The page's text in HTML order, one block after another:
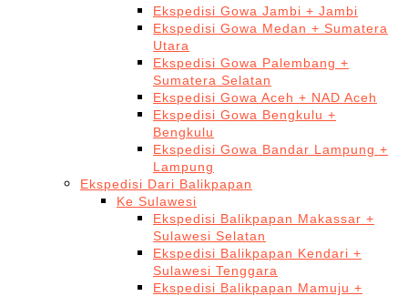
Ekspedisi Gowa Jambi + Jambi
Ekspedisi Gowa Medan + Sumatera
Utara
Ekspedisi Gowa Palembang +
Sumatera Selatan
Ekspedisi Gowa Aceh + NAD Aceh
Ekspedisi Gowa Bengkulu +
Bengkulu
Ekspedisi Gowa Bandar Lampung +
Lampung
Ekspedisi Dari Balikpapan
Ke Sulawesi
Ekspedisi Balikpapan Makassar +
Sulawesi Selatan
Ekspedisi Balikpapan Kendari +
Sulawesi Tenggara
Ekspedisi Balikpapan Mamuju +